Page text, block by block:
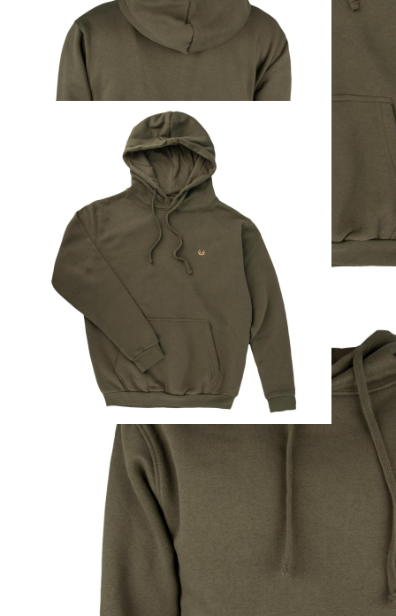
Sofort lieferbar
Beschreibung
Entdecken Sie den Komfort und Stil des KEYLER Hoodies in
Olive. Dieser Hoodie besteht aus weichem Sweatstoff mit
angerauter Innenseite, der für ein angenehmes Tragegefühl sorgt.
Die zweilagige Kapuze mit Kordelzug bietet zusätzlichen Schutz
und Wärme. Praktische Details wie die Kängurutasche, das
Nackenband und die Ärmelbündchen mit Elasthan machen diesen
Hoodie besonders funktional. Das Material aus 80 % Baumwolle
und 20 % Polyester garantiert Langlebigkeit und Pflegeleichtigkeit.
Auf der linken Brust ist das stilvolle Keyler-Logo eingestickt, das
für Qualität und Eleganz steht. Die Passform fällt normal aus (True
to Size), sodass Sie sicher sein können, dass der Hoodie perfekt
sitzt. Erleben Sie die Vielseitigkeit und den Komfort dieses zeitlosen
Hoodies – Ihr idealer Begleiter für jede Gelegenheit!
Details zur Produktsicherheit
Im Rahmen der EU-Verordnung sind wir verpflichtet, Informationen
über den verantwortlichen Wirtschaftsakteur bereitzustellen. Dieser
ist für die Einhaltung der EU-Vorschriften zu unseren Produkten
Verantwortlicher Wirtschaftsakteur gemäß EU-Verordnung:
Paul Parey Zeitschriftenverlag GmbH
DEUTSCHLAND
kundencenter@paulparey.de
PAREYSHOP – Der Onlineshop für
Telefon: +49 (0) 2604 / 978 888
kundencenter@paulparey.de